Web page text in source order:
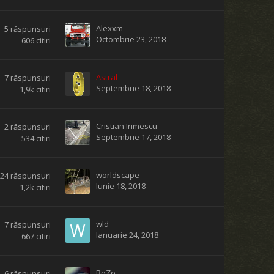
5 răspunsuri
606 citiri
Alexxm
Octombrie 23, 2018
7 răspunsuri
1,9k citiri
Astral
Septembrie 18, 2018
2 răspunsuri
534 citiri
Cristian Irimescu
Septembrie 17, 2018
24 răspunsuri
1,2k citiri
worldscape
Iunie 18, 2018
7 răspunsuri
667 citiri
wld
Ianuarie 24, 2018